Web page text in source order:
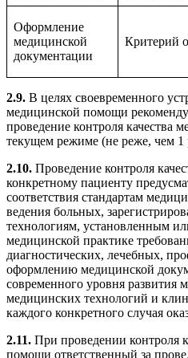
Оформление
медицинской
документации
Критерий
2.9. В целях своевременного
медицинской помощи
проведение контроля качества
текущем режиме (не реже, чем 1
2.10. Проведение контроля
конкретному пациенту
соответствия стандартам
ведения больных,
технологиям, установленным
медицинской практике
диагностических, лечебных,
оформлению медицинской
современного уровня развития
медицинских технологий и
каждого конкретного случая
2.11. При проведении контроля
помощи ответственный за